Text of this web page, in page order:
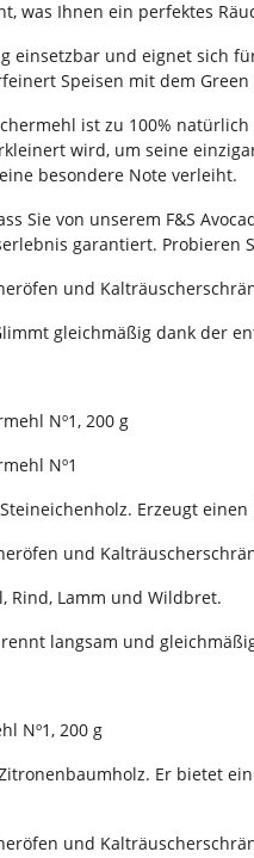
was Ihnen ein perfektes
einsetzbar und eignet sich
Speisen mit dem
ist zu 100%
wird, um seine
besondere Note verleiht.
Sie von unserem F&S
garantiert. Probieren
und
gleichmäßig dank der
Nº1, 200 g
Nº1
Erzeugt
und
Rind, Lamm und Wildbret.
langsam und
Nº1, 200 g
Er bietet
und